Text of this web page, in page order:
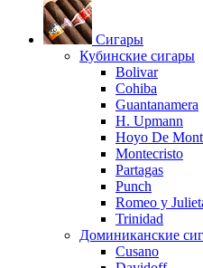
Сигары
Кубинские сигары
Bolivar
Cohiba
Guantanamera
H. Upmann
Hoyo De
Montecristo
Partagas
Punch
Romeo y
Trinidad
Доминиканские
Cusano